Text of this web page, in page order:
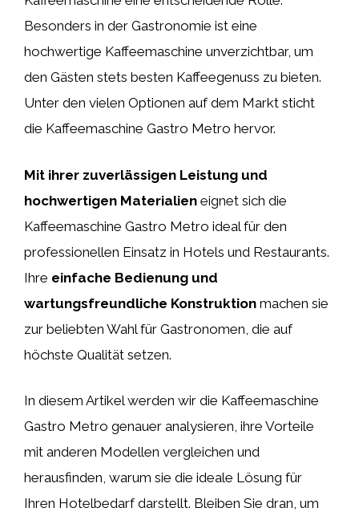
Besonders in der Gastronomie ist eine
hochwertige Kaffeemaschine unverzichtbar, um
den Gästen stets besten Kaffeegenuss zu bieten.
Unter den vielen Optionen auf dem Markt sticht
die Kaffeemaschine Gastro Metro hervor.
Mit ihrer zuverlässigen Leistung und
hochwertigen Materialien eignet sich die
Kaffeemaschine Gastro Metro ideal für den
professionellen Einsatz in Hotels und Restaurants.
Ihre einfache Bedienung und
wartungsfreundliche Konstruktion machen sie
zur beliebten Wahl für Gastronomen, die auf
höchste Qualität setzen.
In diesem Artikel werden wir die Kaffeemaschine
Gastro Metro genauer analysieren, ihre Vorteile
mit anderen Modellen vergleichen und
herausfinden, warum sie die ideale Lösung für
Ihren Hotelbedarf darstellt. Bleiben Sie dran, um